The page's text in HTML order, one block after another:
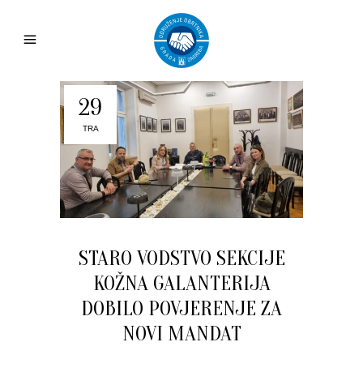
29
TRA
STARO VODSTVO SEKCIJE
KOŽNA GALANTERIJA
DOBILO POVJERENJE ZA
NOVI MANDAT